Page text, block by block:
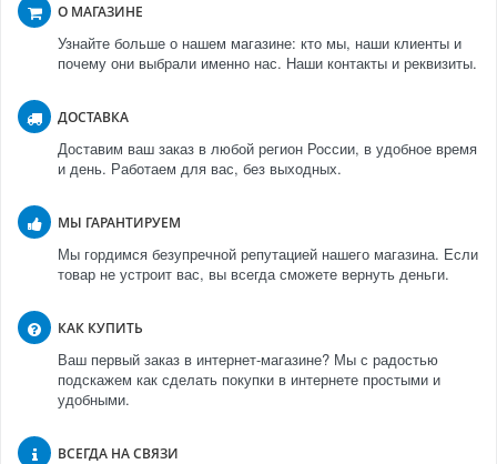
О МАГАЗИНЕ
Узнайте больше о нашем магазине: кто мы, наши клиенты и
почему они выбрали именно нас. Наши контакты и реквизиты.
ДОСТАВКА
Доставим ваш заказ в любой регион России, в удобное время
и день. Работаем для вас, без выходных.
МЫ ГАРАНТИРУЕМ
Мы гордимся безупречной репутацией нашего магазина. Если
товар не устроит вас, вы всегда сможете вернуть деньги.
КАК КУПИТЬ
Ваш первый заказ в интернет-магазине? Мы с радостью
подскажем как сделать покупки в интернете простыми и
удобными.
ВСЕГДА НА СВЯЗИ